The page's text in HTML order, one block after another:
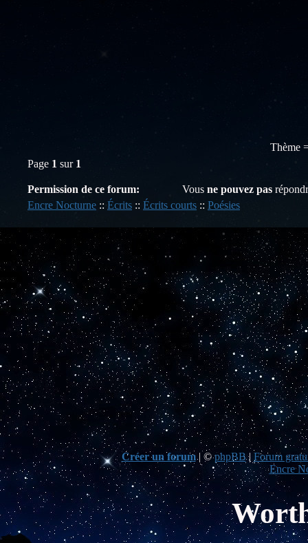
Thème
Page 1 sur 1
Permission de ce forum: Vous ne pouvez pas
Encre Nocturne :: Écrits :: Écrits courts :: Poésies
Créer un forum| © phpBB| Forum
Encre